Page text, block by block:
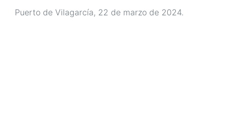
Puerto de Vilagarcía, 22 de marzo de 2024.